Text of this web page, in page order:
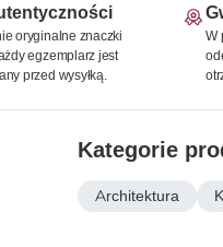
oryginalne znaczki
egzemplarz jest
przed wysyłką.
W
Kategorie
Architektura